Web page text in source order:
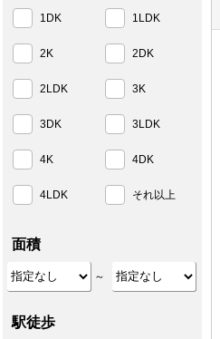
1DK 1LDK
2K 2DK
2LDK 3K
3DK 3LDK
4K 4DK
4LDK それ以上
面積
～
駅徒歩